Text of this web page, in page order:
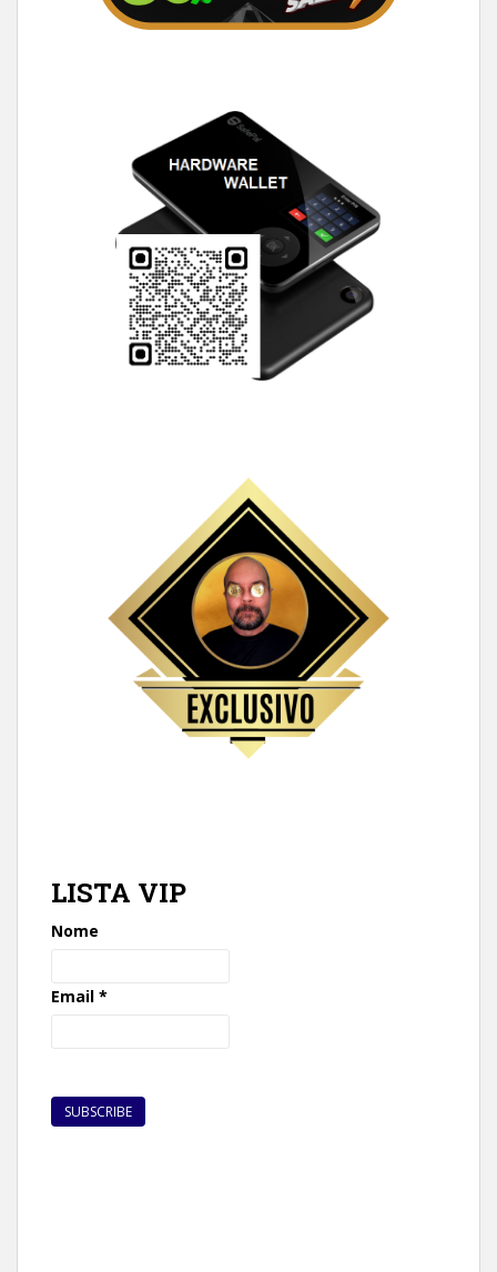
LISTA VIP
Nome
Email *